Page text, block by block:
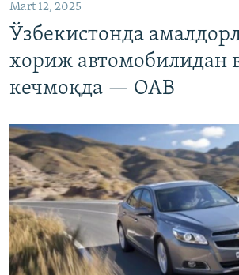
Mart 12, 2025
Ўзбекистонда
хориж автомобилидан
кечмоқда — ОАВ